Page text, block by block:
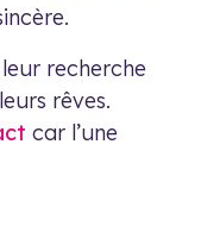
recherche
rêves.
car l’une